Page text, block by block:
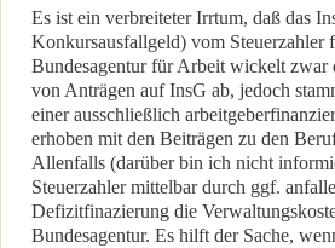
Es ist ein verbreiteter Irrtum, daß das
Konkursausfallgeld) vom Steuerzahler
Bundesagentur für Arbeit wickelt zwar
von Anträgen auf InsG ab, jedoch
einer ausschließlich
erhoben mit den Beiträgen zu den
Allenfalls (darüber bin ich nicht
Steuerzahler mittelbar durch ggf.
Defizitfinazierung die
Bundesagentur. Es hilft der Sache,